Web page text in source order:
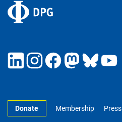
Donate Membership Press